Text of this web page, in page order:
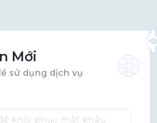
❆
Mới
sử dụng dịch vụ